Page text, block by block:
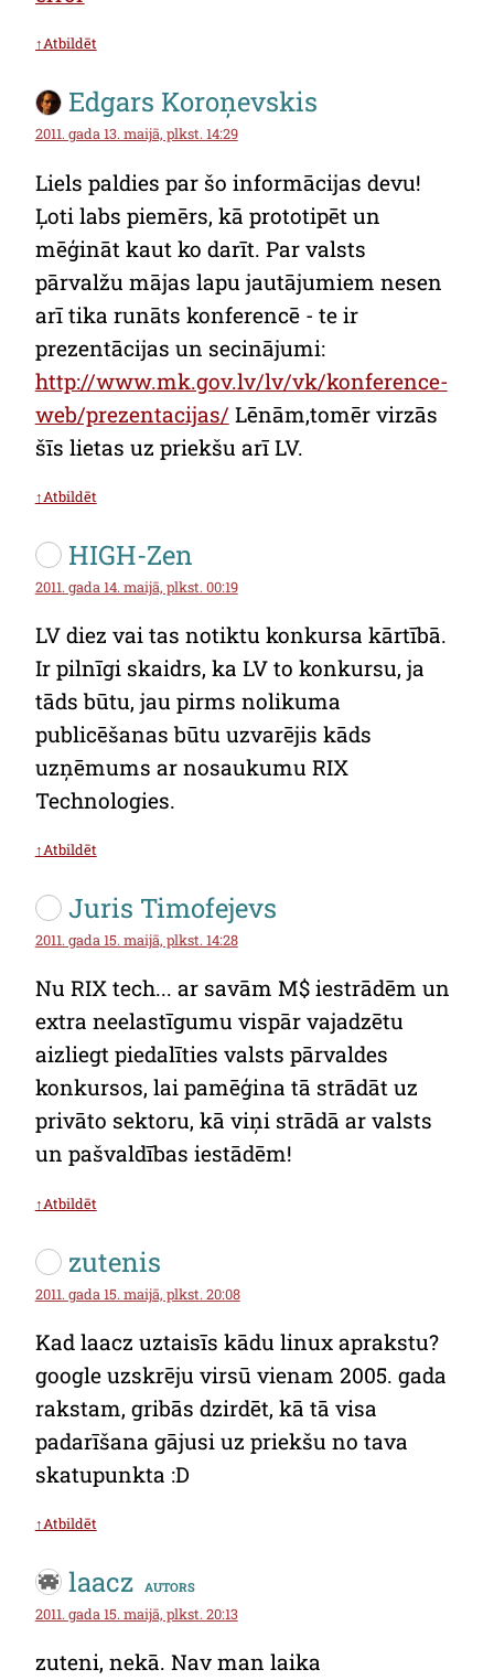
↑Atbildēt
Edgars Koroņevskis
2011. gada 13. maijā, plkst. 14:29
Liels paldies par šo informācijas devu!
Ļoti labs piemērs, kā prototipēt un
mēģināt kaut ko darīt. Par valsts
pārvalžu mājas lapu jautājumiem nesen
arī tika runāts konferencē - te ir
prezentācijas un secinājumi:
http://www.mk.gov.lv/lv/vk/konference-
web/prezentacijas/ Lēnām,tomēr virzās
šīs lietas uz priekšu arī LV.
↑Atbildēt
HIGH-Zen
2011. gada 14. maijā, plkst. 00:19
LV diez vai tas notiktu konkursa kārtībā.
Ir pilnīgi skaidrs, ka LV to konkursu, ja
tāds būtu, jau pirms nolikuma
publicēšanas būtu uzvarējis kāds
uzņēmums ar nosaukumu RIX
Technologies.
↑Atbildēt
Juris Timofejevs
2011. gada 15. maijā, plkst. 14:28
Nu RIX tech... ar savām M$ iestrādēm un
extra neelastīgumu vispār vajadzētu
aizliegt piedalīties valsts pārvaldes
konkursos, lai pamēģina tā strādāt uz
privāto sektoru, kā viņi strādā ar valsts
un pašvaldības iestādēm!
↑Atbildēt
zutenis
2011. gada 15. maijā, plkst. 20:08
Kad laacz uztaisīs kādu linux aprakstu?
google uzskrēju virsū vienam 2005. gada
rakstam, gribās dzirdēt, kā tā visa
padarīšana gājusi uz priekšu no tava
skatupunkta :D
↑Atbildēt
laacz autors
2011. gada 15. maijā, plkst. 20:13
zuteni, nekā. Nav man laika